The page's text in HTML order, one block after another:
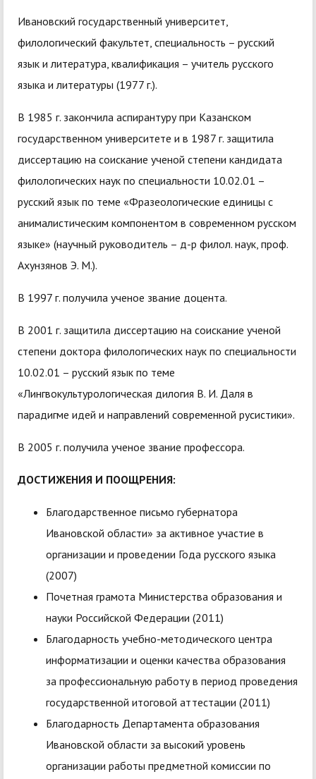
Ивановский государственный университет,
филологический факультет, специальность – русский
язык и литература, квалификация – учитель русского
языка и литературы (1977 г.).
В 1985 г. закончила аспирантуру при Казанском
государственном университете и в 1987 г. защитила
диссертацию на соискание ученой степени кандидата
филологических наук по специальности 10.02.01 –
русский язык по теме «Фразеологические единицы с
анималистическим компонентом в современном русском
языке» (научный руководитель – д-р филол. наук, проф.
Ахунзянов Э. М.).
В 1997 г. получила ученое звание доцента.
В 2001 г. защитила диссертацию на соискание ученой
степени доктора филологических наук по специальности
10.02.01 – русский язык по теме
«Лингвокультурологическая дилогия В. И. Даля в
парадигме идей и направлений современной русистики».
В 2005 г. получила ученое звание профессора.
ДОСТИЖЕНИЯ И ПООЩРЕНИЯ:
Благодарственное письмо губернатора
Ивановской области» за активное участие в
организации и проведении Года русского языка
(2007)
Почетная грамота Министерства образования и
науки Российской Федерации (2011)
Благодарность учебно-методического центра
информатизации и оценки качества образования
за профессиональную работу в период проведения
государственной итоговой аттестации (2011)
Благодарность Департамента образования
Ивановской области за высокий уровень
организации работы предметной комиссии по